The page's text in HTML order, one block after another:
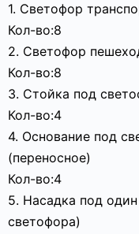
1. Светофор
Кол-во:8
2. Светофор
Кол-во:8
3. Стойка под
Кол-во:4
4. Основание под
(переносное)
Кол-во:4
5. Насадка под
светофора)